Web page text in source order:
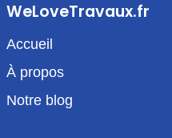
WeLoveTravaux.fr
Accueil
À propos
Notre blog